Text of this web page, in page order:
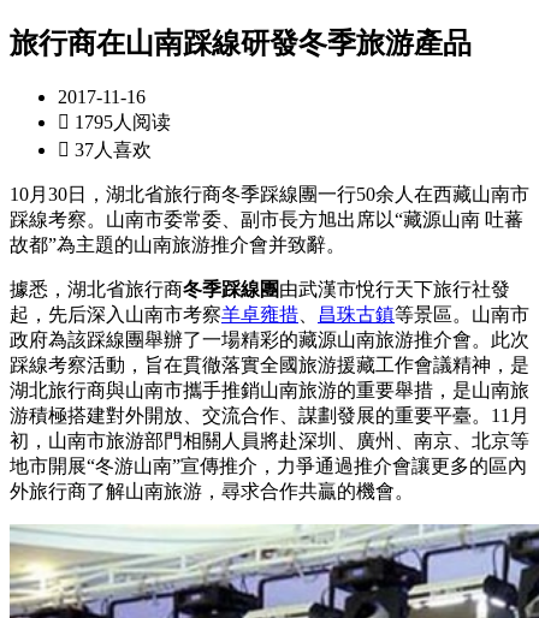
旅行商在山南踩線研發冬季旅游產品
2017-11-16
 1795人阅读
 37人喜欢
10月30日，湖北省旅行商冬季踩線團一行50余人在西藏山南市
踩線考察。山南市委常委、副市長方旭出席以“藏源山南 吐蕃
故都”為主題的山南旅游推介會并致辭。
據悉，湖北省旅行商冬季踩線團由武漢市悅行天下旅行社發
起，先后深入山南市考察羊卓雍措 昌珠古鎮等景區。山南市
政府為該踩線團舉辦了一場精彩的藏源山南旅游推介會。此次
踩線考察活動，旨在貫徹落實全國旅游援藏工作會議精神，是
湖北旅行商與山南市攜手推銷山南旅游的重要舉措，是山南旅
游積極搭建對外開放、交流合作、謀劃發展的重要平臺。11月
初，山南市旅游部門相關人員將赴深圳、廣州、南京、北京等
地市開展“冬游山南”宣傳推介，力爭通過推介會讓更多的區內
外旅行商了解山南旅游，尋求合作共贏的機會。